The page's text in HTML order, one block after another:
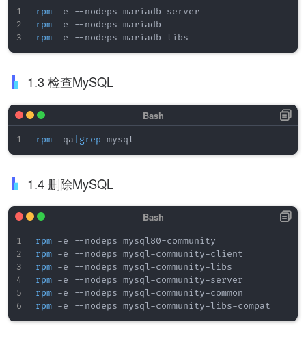
rpm
rpm
rpm
1.3 检查MySQL
rpm -qa grep
1.4 删除MySQL
rpm
rpm
rpm
rpm
rpm
rpm